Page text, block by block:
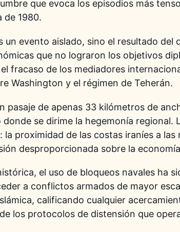
que evoca los episodios más
de 1980.
un evento aislado, sino el resultado del
que no lograron los objetivos
fracaso de los mediadores
Washington y el régimen de Teherán.
pasaje de apenas 33 kilómetros de
se dirime la hegemonía regional.
la proximidad de las costas iraníes a
desproporcionada sobre la
el uso de bloqueos navales ha
a conflictos armados de mayor
calificando cualquier
los protocolos de distensión que